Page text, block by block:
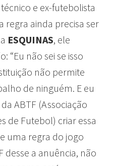
e ex-futebolista
regra ainda precisa ser
ESQUINAS, ele
“Eu não sei se isso
não permite
de ninguém. E eu
ABTF (Associação
de Futebol) criar essa
uma regra do jogo
desse a anuência, não